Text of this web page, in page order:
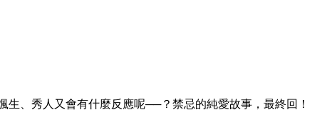
、秀人又會有什麼反應呢──？禁忌的純愛故事，最終回！